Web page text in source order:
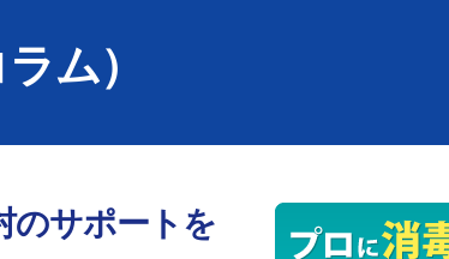
ム）
のサポートを